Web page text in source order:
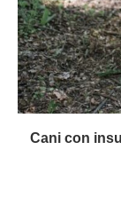
Cani con